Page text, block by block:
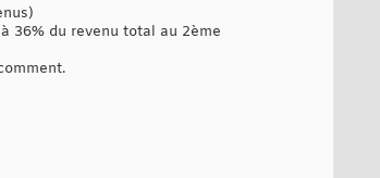
36% du revenu total au 2ème